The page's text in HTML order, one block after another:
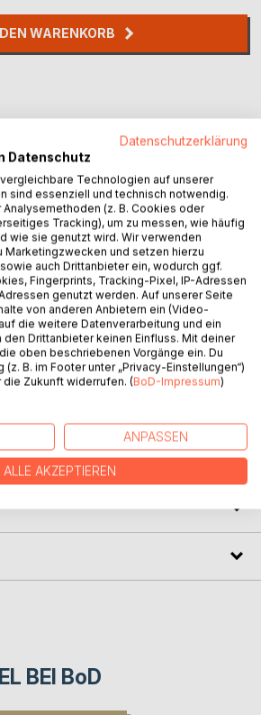
WARENKORB
aus dem Reich der
der Feen, Elfen, Magier und anderer
jeder Leser wird zum Träger der
BEI BoD
Datenschutzerklärung
Datenschutz
Technologien auf unserer
sind essenziell und technisch notwendig.
(z. B. Cookies oder
Tracking), um zu messen, wie häufig
wie sie genutzt wird. Wir verwenden
Marketingzwecken und setzen hierzu
auch Drittanbieter ein, wodurch ggf.
Fingerprints, Tracking-Pixel, IP-Adressen
genutzt werden. Auf unserer Seite
von anderen Anbietern ein (Video-
die weitere Datenverarbeitung und ein
Drittanbieter keinen Einfluss. Mit deiner
oben beschriebenen Vorgänge ein. Du
B. im Footer unter „Privacy-Einstellungen“)
Zukunft widerrufen. (BoD-Impressum)
ANPASSEN
ALLE AKZEPTIEREN